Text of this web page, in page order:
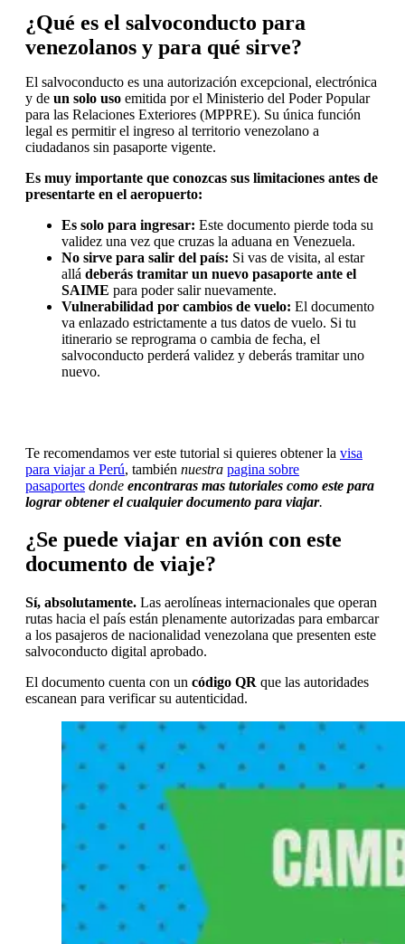
¿Qué es el salvoconducto para
venezolanos y para qué sirve?
El salvoconducto es una autorización excepcional, electrónica
y de un solo uso emitida por el Ministerio del Poder Popular
para las Relaciones Exteriores (MPPRE). Su única función
legal es permitir el ingreso al territorio venezolano a
ciudadanos sin pasaporte vigente.
Es muy importante que conozcas sus limitaciones antes de
presentarte en el aeropuerto:
Es solo para ingresar: Este documento pierde toda su
validez una vez que cruzas la aduana en Venezuela.
No sirve para salir del país: Si vas de visita, al estar
allá deberás tramitar un nuevo pasaporte ante el
SAIME para poder salir nuevamente.
Vulnerabilidad por cambios de vuelo: El documento
va enlazado estrictamente a tus datos de vuelo. Si tu
itinerario se reprograma o cambia de fecha, el
salvoconducto perderá validez y deberás tramitar uno
nuevo.
Te recomendamos ver este tutorial si quieres obtener la visa
para viajar a Perú, también nuestra pagina sobre
pasaportes donde encontraras mas tutoriales como este para
lograr obtener el cualquier documento para viajar.
¿Se puede viajar en avión con este
documento de viaje?
Sí, absolutamente. Las aerolíneas internacionales que operan
rutas hacia el país están plenamente autorizadas para embarcar
a los pasajeros de nacionalidad venezolana que presenten este
salvoconducto digital aprobado.
El documento cuenta con un código QR que las autoridades
escanean para verificar su autenticidad.